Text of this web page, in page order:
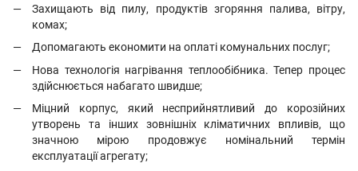
Захищають від пилу, продуктів згоряння палива, вітру,
комах;
Допомагають економити на оплаті комунальних послуг;
Нова технологія нагрівання теплообібника. Тепер процес
здійснюється набагато швидше;
Міцний корпус, який несприйнятливий до корозійних
утворень та інших зовнішніх кліматичних впливів, що
значною мірою продовжує номінальний термін
експлуатації агрегату;